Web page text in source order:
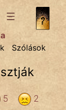
Szólások
2
5